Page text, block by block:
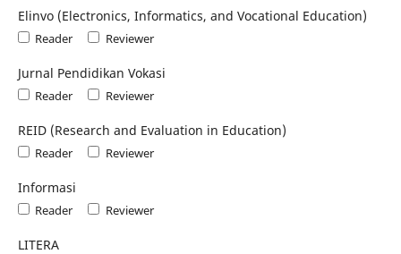
Elinvo (Electronics, Informatics, and Vocational Education)
Reader Reviewer
Jurnal Pendidikan Vokasi
Reader Reviewer
REID (Research and Evaluation in Education)
Reader Reviewer
Informasi
Reader Reviewer
LITERA